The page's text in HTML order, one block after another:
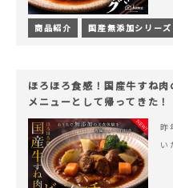
商品紹介 国産無添加シリーズ
ほろほろ食感！国産牛すね
メニューとして帰ってきた！
昨
い